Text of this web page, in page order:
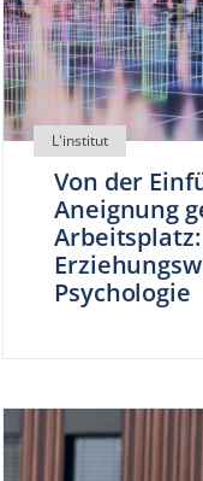
Von der
Aneignung
Psychologie